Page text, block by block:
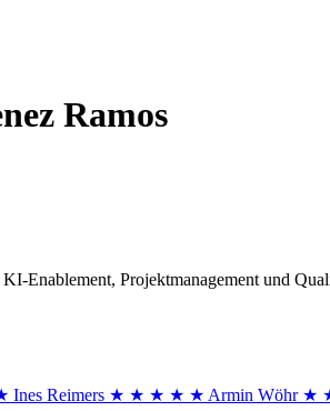
Ramos
Enablement, Projektmanagement und
Ines Reimers ★ ★ ★ ★ ★ Armin Wöhr ★